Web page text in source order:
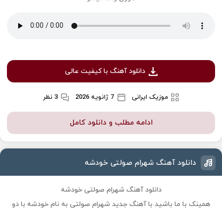
دانلود آهنگ با کیفیت عالی
موزیک ایرانی 7 ژانویه 2026 3 نظر
ادامه مطلب و دانلود کامل
دانلود آهنگ شهرام صولتی خودشه
دانلود آهنگ شهرام صولتی خودشه
همینک با ما باشید با آهنگ جدید شهرام صولتی به نام خودشه با دو